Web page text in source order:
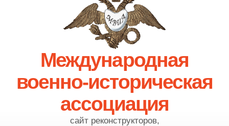
Международная
военно-историческая
ассоциация
сайт реконструкторов,